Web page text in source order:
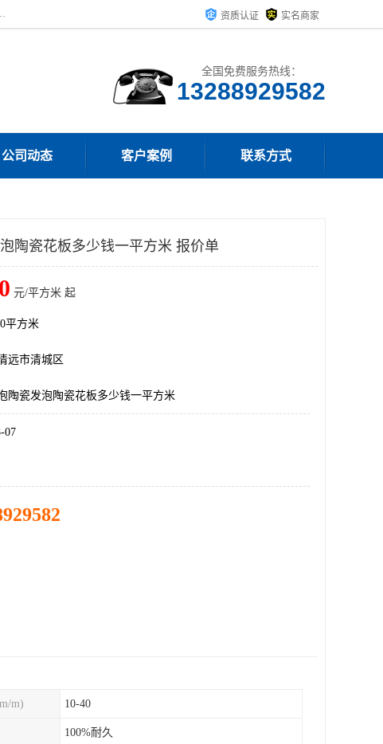
料定制，uhpc，uhpc厂家，uhpc外墙挂板，uhpc镂空幕墙板，厂房位于广东清远，如果您对我公司的产品服务感兴趣，请联系我们。 资质认证 实名商家
全国免费服务热线：
13288929582
公司动态 客户案例 联系方式
陶瓷花板多少钱一平方米 报价单
元/平方米 起
平方米
远市清城区
陶瓷发泡陶瓷花板多少钱一平方米
07
m) 10-40
100%耐久